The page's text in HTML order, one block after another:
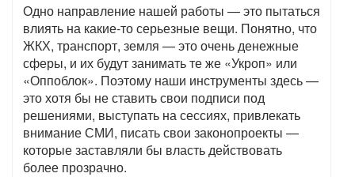
Одно направление нашей работы — это пытаться
влиять на какие-то серьезные вещи. Понятно, что
ЖКХ, транспорт, земля — это очень денежные
сферы, и их будут занимать те же «Укроп» или
«Оппоблок». Поэтому наши инструменты здесь —
это хотя бы не ставить свои подписи под
решениями, выступать на сессиях, привлекать
внимание СМИ, писать свои законопроекты —
которые заставляли бы власть действовать
более прозрачно.